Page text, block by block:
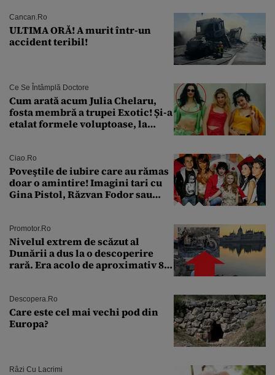
Cancan.ro
ULTIMA ORĂ! A murit într-un
accident teribil!
Ce Se Întâmplă Doctore
Cum arată acum Julia Chelaru,
fosta membră a trupei Exotic! Și-a
etalat formele voluptoase, la
Ciao.ro
Poveştile de iubire care au rămas
doar o amintire! Imagini tari cu
Gina Pistol, Răzvan Fodor sau
Promotor.ro
Nivelul extrem de scăzut al
Dunării a dus la o descoperire
rară. Era acolo de aproximativ 80
Descopera.ro
Care este cel mai vechi pod din
Europa?
Râzi Cu Lacrimi